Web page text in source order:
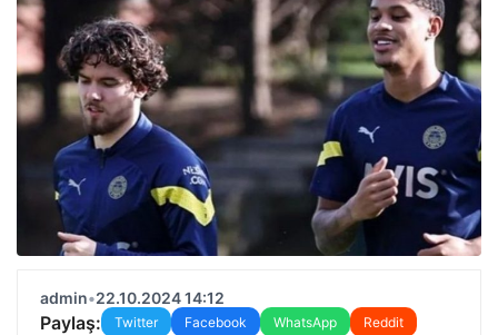
admin•22.10.2024 14:12
Paylaş: Twitter Facebook WhatsApp
Reddit